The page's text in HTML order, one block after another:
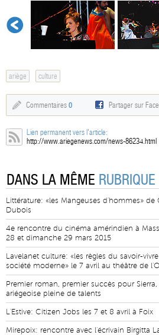
ariège culture
Commentaires 0 Partager sur
Lien permanent vers l'article:
http://www.ariegenews.com/news-86234.html
DANS LA MÊME RUBRIQUE
Littérature: «les Mangeuses d'hommes» de
Dubois
4e rencontre du cinéma amérindien à
28 et dimanche 29 mars 2015
Lavelanet culture: «les règles du savoir-
société moderne» le 7 avril au théâtre de
Premier roman, premier succès pour
ariégeoise pleine de talents
L'Estive: Citizen Jobs les 7 et 8 avril à Foix
Mirepoix: rencontre avec l'écrivain Birgitta